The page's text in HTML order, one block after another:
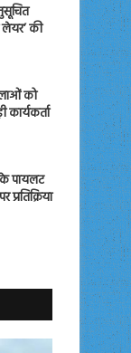
की
को
पायलट